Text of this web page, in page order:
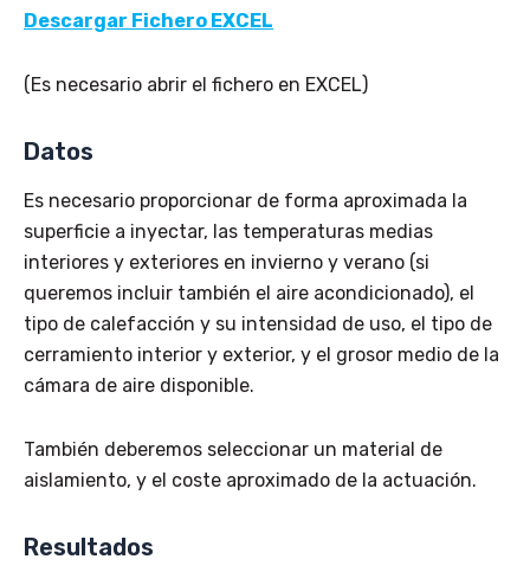
Descargar Fichero EXCEL
(Es necesario abrir el fichero en EXCEL)
Datos
Es necesario proporcionar de forma aproximada la
superficie a inyectar, las temperaturas medias
interiores y exteriores en invierno y verano (si
queremos incluir también el aire acondicionado), el
tipo de calefacción y su intensidad de uso, el tipo de
cerramiento interior y exterior, y el grosor medio de la
cámara de aire disponible.
También deberemos seleccionar un material de
aislamiento, y el coste aproximado de la actuación.
Resultados